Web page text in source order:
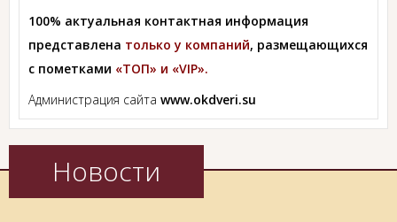
100% актуальная контактная информация
представлена только у компаний, размещающихся
с пометками «ТОП» и «VIP».
Администрация сайта www.okdveri.su
Новости